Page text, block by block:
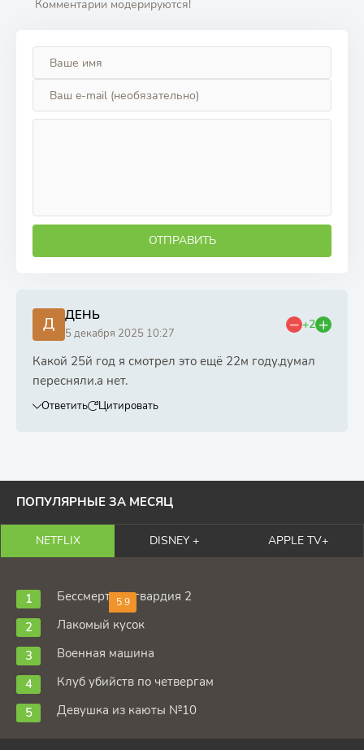
Комментарии модерируются!
ОТПРАВИТЬ
Д ДЕНЬ
5 декабря 2025 10:27
+2
Какой 25й год я смотрел это ещё 22м году.думал
пересняли.а нет.
Ответить Цитировать
ПОПУЛЯРНЫЕ ЗА МЕСЯЦ
NETFLIX DISNEY + APPLE TV+
5.9
Бессмертная гвардия 2
Лакомый кусок
Военная машина
Клуб убийств по четвергам
Девушка из каюты №10